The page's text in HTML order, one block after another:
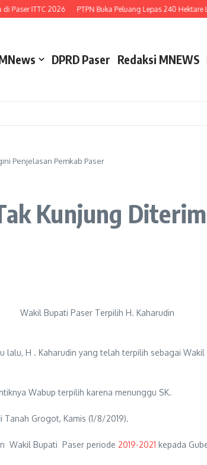
ITTC 2026 PTPN Buka Peluang Lepas 240 Hektare
DPRD Paser Redaksi MNEWS
Penjelasan Pemkab Paser
Kunjung
Wakil Bupati Paser Terpilih H. Kaharudin
H . Kaharudin yang telah terpilih sebagai
Wabup terpilih karena menunggu SK.
Tanah Grogot, Kamis (1/8/2019).
Wakil Bupati Paser periode 2019-2021 kepada